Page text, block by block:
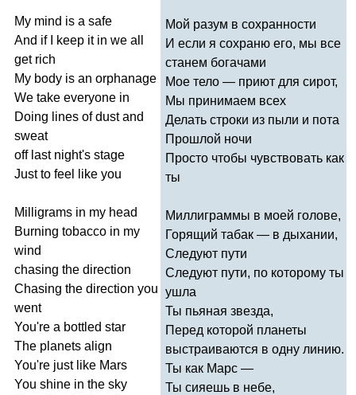
My mind is a safe
And if keep it in we all
get rich
My body is an orphanage
We take everyone in
Doing lines of dust and
sweat
off last night's stage
Just to feel like you
Milligrams in my head
Burning tobacco in my
wind
chasing the direction
Chasing the direction you
went
You're a bottled star
The planets align
You're just like Mars
You shine in the sky
Мой разум в сохранности
И если я сохраню его, мы все
станем богачами
Мое тело — приют для сирот,
Мы принимаем всех
Делать строки из пыли и пота
Прошлой ночи
Просто чтобы чувствовать как
ты
Миллиграммы в моей голове,
Горящий табак — в дыхании,
Следуют пути
Следуют пути, по которому ты
ушла
Ты пьяная звезда,
Перед которой планеты
выстраиваются в одну линию.
Ты как Марс —
Ты сияешь в небе,